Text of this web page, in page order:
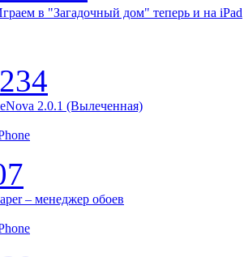
в "Загадочный дом" теперь и на iPad
2.0.1 (Вылеченная)
– менеджер обоев